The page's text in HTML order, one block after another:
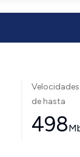
de hasta
498